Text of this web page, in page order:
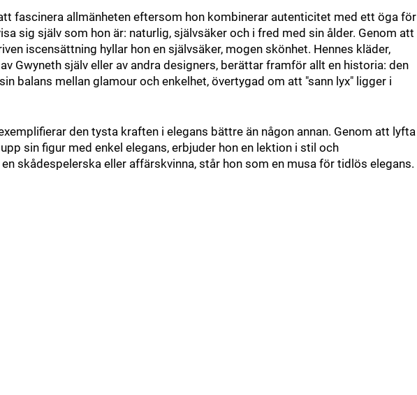
fascinera allmänheten eftersom hon kombinerar autenticitet med ett öga för
sig själv som hon är: naturlig, självsäker och i fred med sin ålder. Genom att
iscensättning hyllar hon en självsäker, mogen skönhet. Hennes kläder,
Gwyneth själv eller av andra designers, berättar framför allt en historia: den
balans mellan glamour och enkelhet, övertygad om att "sann lyx" ligger i
den tysta kraften i elegans bättre än någon annan. Genom att lyfta
sin figur med enkel elegans, erbjuder hon en lektion i stil och
skådespelerska eller affärskvinna, står hon som en musa för tidlös elegans.